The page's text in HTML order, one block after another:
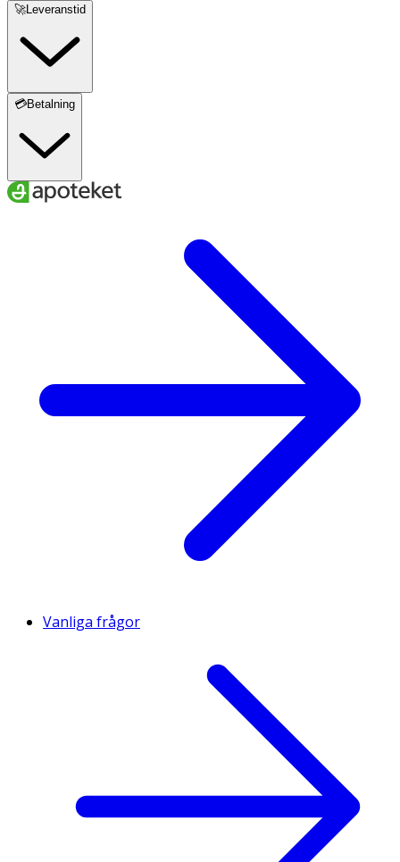
🚀Leveranstid
💳Betalning
Vanliga frågor